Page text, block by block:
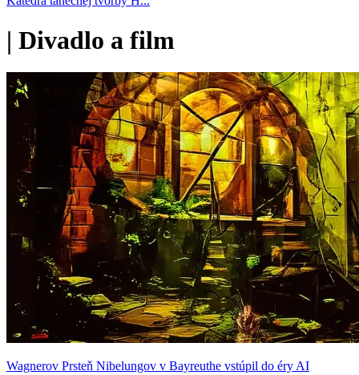
| Divadlo a film
Wagnerov Prsteň Nibelungov v Bayreuthe vstúpil do éry AI